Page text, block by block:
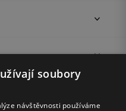
soubory
návštěvnosti používáme